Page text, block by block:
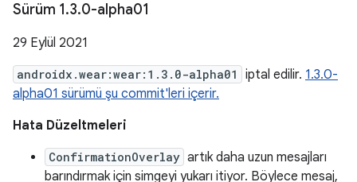
Sürüm 1.3.0-alpha01
29 Eylül 2021
androidx.wear:wear:1.3.0-alpha01 iptal edilir. 1.3.0-
alpha01 sürümü şu commit'leri içerir.
Hata Düzeltmeleri
ConfirmationOverlay artık daha uzun mesajları
barındırmak için simgeyi yukarı itiyor. Böylece mesaj,